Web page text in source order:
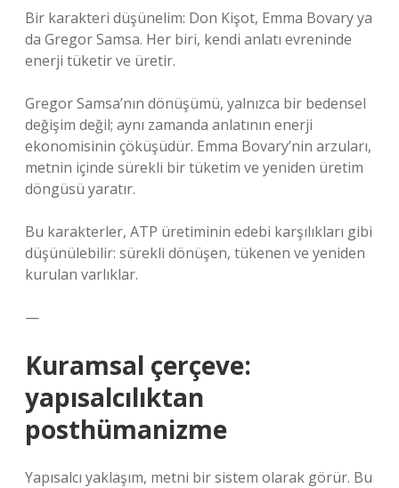
Bir karakteri düşünelim: Don Kişot, Emma Bovary ya
da Gregor Samsa. Her biri, kendi anlatı evreninde
enerji tüketir ve üretir.
Gregor Samsa’nın dönüşümü, yalnızca bir bedensel
değişim değil; aynı zamanda anlatının enerji
ekonomisinin çöküşüdür. Emma Bovary’nin arzuları,
metnin içinde sürekli bir tüketim ve yeniden üretim
döngüsü yaratır.
Bu karakterler, ATP üretiminin edebi karşılıkları gibi
düşünülebilir: sürekli dönüşen, tükenen ve yeniden
kurulan varlıklar.
—
Kuramsal çerçeve:
yapısalcılıktan
posthümanizme
Yapısalcı yaklaşım, metni bir sistem olarak görür. Bu